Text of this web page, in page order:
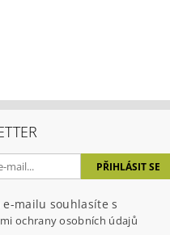
e-mailu souhlasíte s
ochrany osobních údajů